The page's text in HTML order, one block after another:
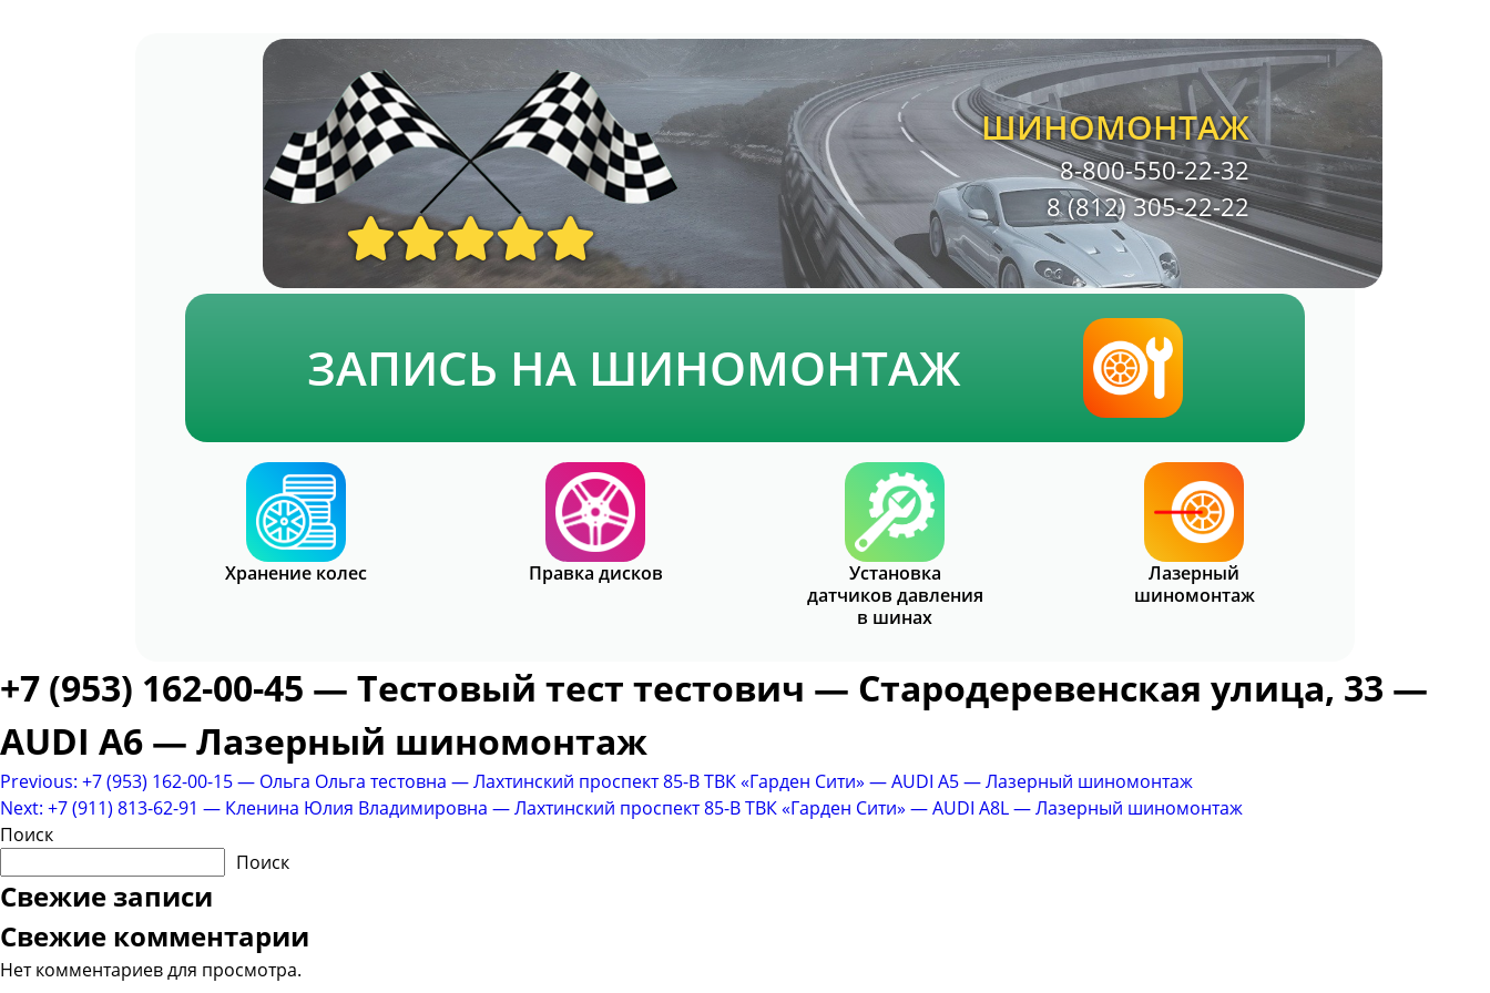
ШИНОМОНТАЖ
8-800-550-22-32
8 (812) 305-22-22
ЗАПИСЬ НА ШИНОМОНТАЖ
Хранение колес Правка дисков
Установка
датчиков давления
в шинах
Лазерный
шиномонтаж
+7 (953) 162-00-45 — Тестовый тест тестович — Стародеревенская улица, 33 —
AUDI A6 — Лазерный шиномонтаж
Навигация
по
записям
Previous: +7 (953) 162-00-15 — Ольга Ольга тестовна — Лахтинский проспект 85-В ТВК «Гарден Сити» — AUDI A5 — Лазерный шиномонтаж
Next: +7 (911) 813-62-91 — Кленина Юлия Владимировна — Лахтинский проспект 85-В ТВК «Гарден Сити» — AUDI A8L — Лазерный шиномонтаж
Поиск
Поиск
Свежие записи
Свежие комментарии
Нет комментариев для просмотра.